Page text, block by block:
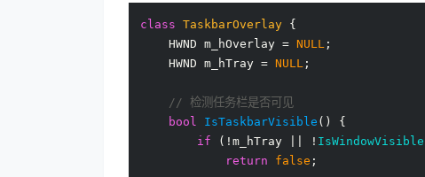
class TaskbarOverlay {
    HWND m_hOverlay =
NULL;
    HWND m_hTray =
NULL;
// 检测任务栏是否可见
bool
IsTaskbarVisible()
{
if (!m_hTray || ! IsWindowVisible
return
false ;